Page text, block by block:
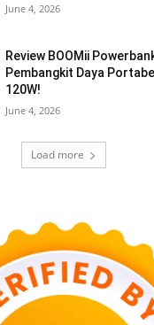
June 4, 2026
Review BOOMii
Pembangkit Daya
120W!
June 4, 2026
Load more